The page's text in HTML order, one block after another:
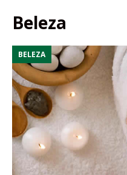
Beleza
BELEZA